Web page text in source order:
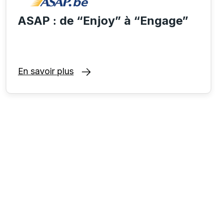
ASAP : de “Enjoy” à “Engage”
En savoir plus